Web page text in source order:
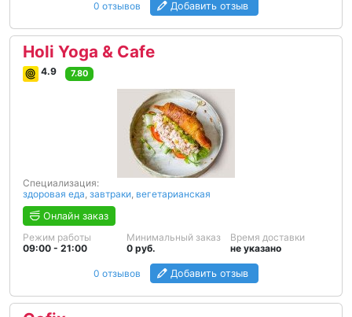
0 отзывов Добавить отзыв
Holi Yoga & Cafe
4.9 7.80
Специализация:
здоровая еда, завтраки, вегетарианская
Онлайн заказ
Режим работы
09:00 - 21:00
Минимальный заказ
0 руб.
Время доставки
не указано
0 отзывов Добавить отзыв